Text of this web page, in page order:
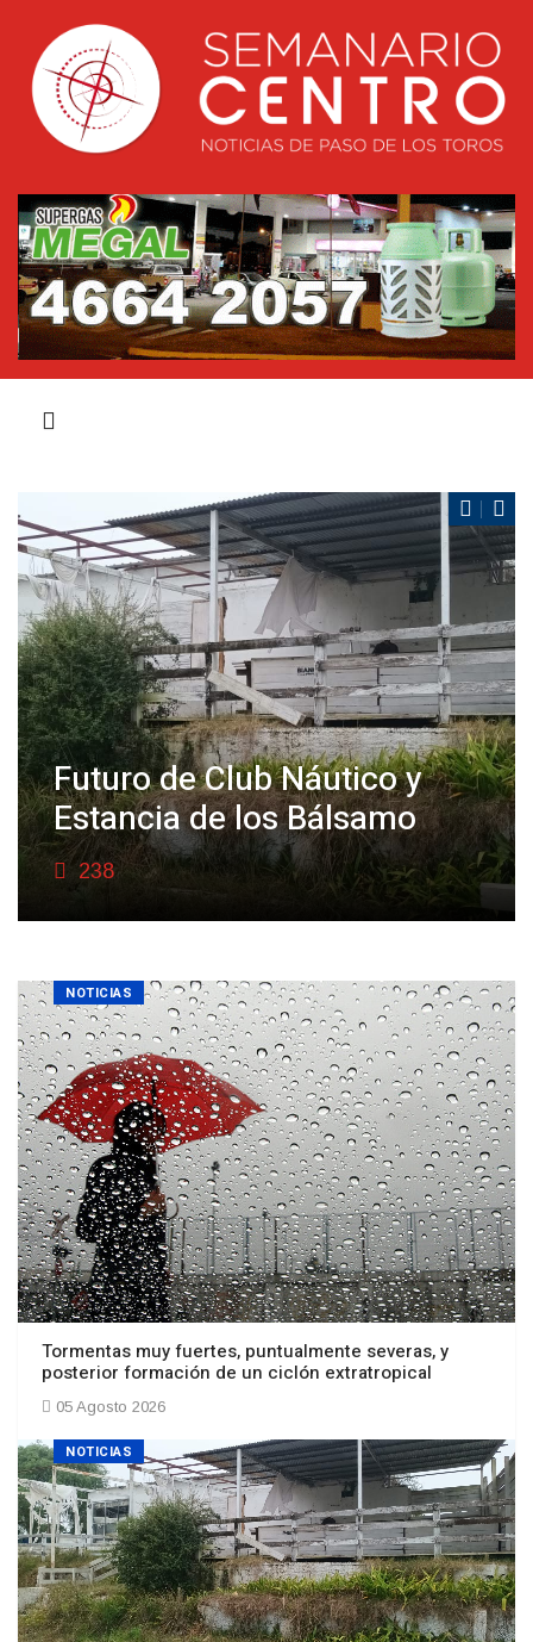
Futuro de Club Náutico y
Estancia de los Bálsamo
238
Tormentas muy fuertes, puntualmente severas, y
posterior formación de un ciclón extratropical
05 Agosto 2026
NOTICIAS
NOTICIAS